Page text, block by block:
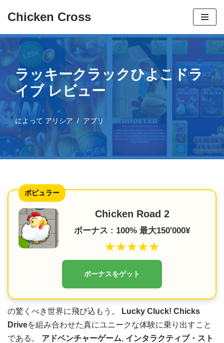
テ
へ
ス
キ
ッ
Chicken Cross
ラッキークラックひよこドラ
イブ レビュー
によって アリシア アプリ
ポピュラー
Chicken Road 2
ボーナス : 100% 最大150'000¥
★★★★★
ボーナスをゲット
の驚くべき世界に飛び込もう。
Lucky Cluck! Chicks
Driveを組み合わせた真にユニークな体験に乗り出すこと
である。 アドベンチャーゲーム, インタラクティブ・スト